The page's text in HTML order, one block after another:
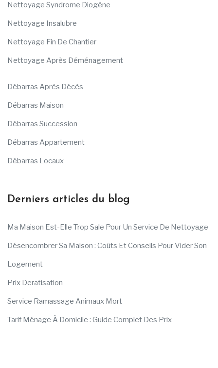
Nettoyage Syndrome Diogène
Nettoyage Insalubre
Nettoyage Fin De Chantier
Nettoyage Après Déménagement
Débarras Après Décès
Débarras Maison
Débarras Succession
Débarras Appartement
Débarras Locaux
Derniers articles du blog
Ma Maison Est-Elle Trop Sale Pour Un Service De Nettoyage
Désencombrer Sa Maison : Coûts Et Conseils Pour Vider Son
Logement
Prix Deratisation
Service Ramassage Animaux Mort
Tarif Ménage À Domicile : Guide Complet Des Prix